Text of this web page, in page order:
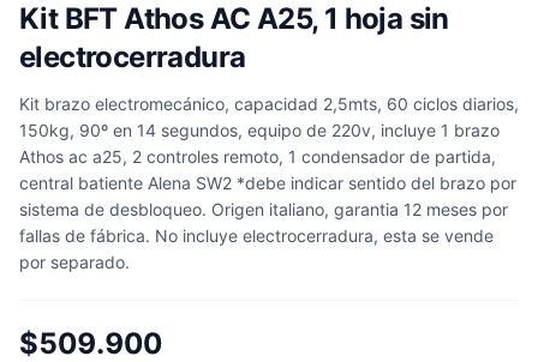
Kit BFT Athos AC A25, 1 hoja sin
electrocerradura
Kit brazo electromecánico, capacidad 2,5mts, 60 ciclos diarios,
150kg, 90º en 14 segundos, equipo de 220v, incluye 1 brazo
Athos ac a25, 2 controles remoto, 1 condensador de partida,
central batiente Alena SW2 *debe indicar sentido del brazo por
sistema de desbloqueo. Origen italiano, garantia 12 meses por
fallas de fábrica. No incluye electrocerradura, esta se vende
por separado.
$509.900